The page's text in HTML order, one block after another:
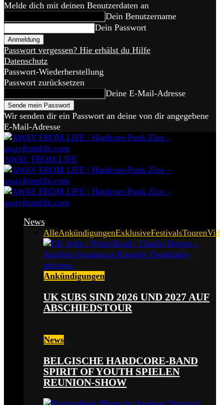
Melde dich mit deinen Benutzerdaten an
Dein Benutzername
Dein Passwort
Passwort vergessen? Hie erhälst du Hilfe
Datenschutz
Passwort-Wiederherstellung
Passwort zurücksetzen
Deine E-Mail-Adresse
Wir senden dir ein Passwort an deine von dir angegebene
E-Mail-Adresse
AWAY FROM LIFE
News
AlleAnkündigungenExklusiveFestivalsTouren
Ankündigungen
UK SUBS SIND 2026 UND 2027 AUF
ABSCHIEDSTOUR
News
BELGISCHE HARDCORE-BAND
SPIRIT OF YOUTH SPIELEN
REUNION-SHOW